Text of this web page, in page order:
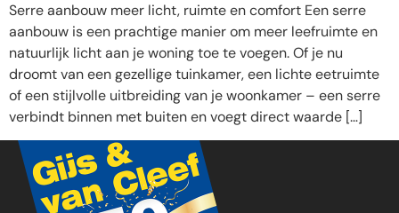
Serre aanbouw meer licht, ruimte en comfort Een serre
aanbouw is een prachtige manier om meer leefruimte en
natuurlijk licht aan je woning toe te voegen. Of je nu
droomt van een gezellige tuinkamer, een lichte eetruimte
of een stijlvolle uitbreiding van je woonkamer – een serre
verbindt binnen met buiten en voegt direct waarde […]